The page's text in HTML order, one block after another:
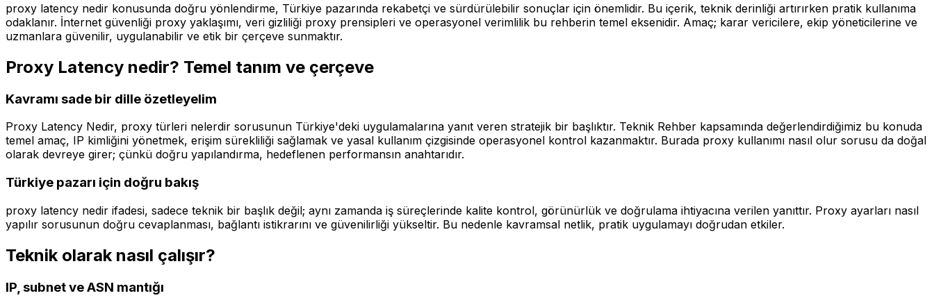
proxy latency nedir konusunda doğru yönlendirme, Türkiye pazarında rekabetçi ve sürdürülebilir sonuçlar için önemlidir. Bu içerik, teknik derinliği artırırken pratik kullanıma
odaklanır. İnternet güvenliği proxy yaklaşımı, veri gizliliği proxy prensipleri ve operasyonel verimlilik bu rehberin temel eksenidir. Amaç; karar vericilere, ekip yöneticilerine ve
uzmanlara güvenilir, uygulanabilir ve etik bir çerçeve sunmaktır.
Proxy Latency nedir? Temel tanım ve çerçeve
Kavramı sade bir dille özetleyelim
Proxy Latency Nedir, proxy türleri nelerdir sorusunun Türkiye'deki uygulamalarına yanıt veren stratejik bir başlıktır. Teknik Rehber kapsamında değerlendirdiğimiz bu konuda
temel amaç, IP kimliğini yönetmek, erişim sürekliliği sağlamak ve yasal kullanım çizgisinde operasyonel kontrol kazanmaktır. Burada proxy kullanımı nasıl olur sorusu da doğal
olarak devreye girer; çünkü doğru yapılandırma, hedeflenen performansın anahtarıdır.
Türkiye pazarı için doğru bakış
proxy latency nedir ifadesi, sadece teknik bir başlık değil; aynı zamanda iş süreçlerinde kalite kontrol, görünürlük ve doğrulama ihtiyacına verilen yanıttır. Proxy ayarları nasıl
yapılır sorusunun doğru cevaplanması, bağlantı istikrarını ve güvenilirliği yükseltir. Bu nedenle kavramsal netlik, pratik uygulamayı doğrudan etkiler.
Teknik olarak nasıl çalışır?
IP, subnet ve ASN mantığı